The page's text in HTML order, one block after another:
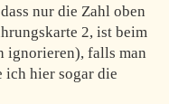
nur die Zahl oben
2, ist beim
ignorieren), falls man
ich hier sogar die